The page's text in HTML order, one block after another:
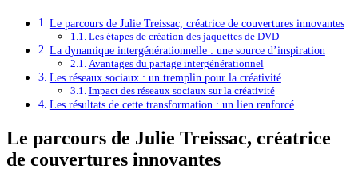
Le parcours de Julie Treissac, créatrice de couvertures innovantes
Les étapes de création des jaquettes de DVD
La dynamique intergénérationnelle : une source d’inspiration
Avantages du partage intergénérationnel
Les réseaux sociaux : un tremplin pour la créativité
Impact des réseaux sociaux sur la créativité
Les résultats de cette transformation : un lien renforcé
Le parcours de Julie Treissac, créatrice
de couvertures innovantes